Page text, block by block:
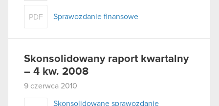
PDF Sprawozdanie finansowe
Skonsolidowany raport kwartalny
– 4 kw. 2008
9 czerwca 2010
Skonsolidowane sprawozdanie